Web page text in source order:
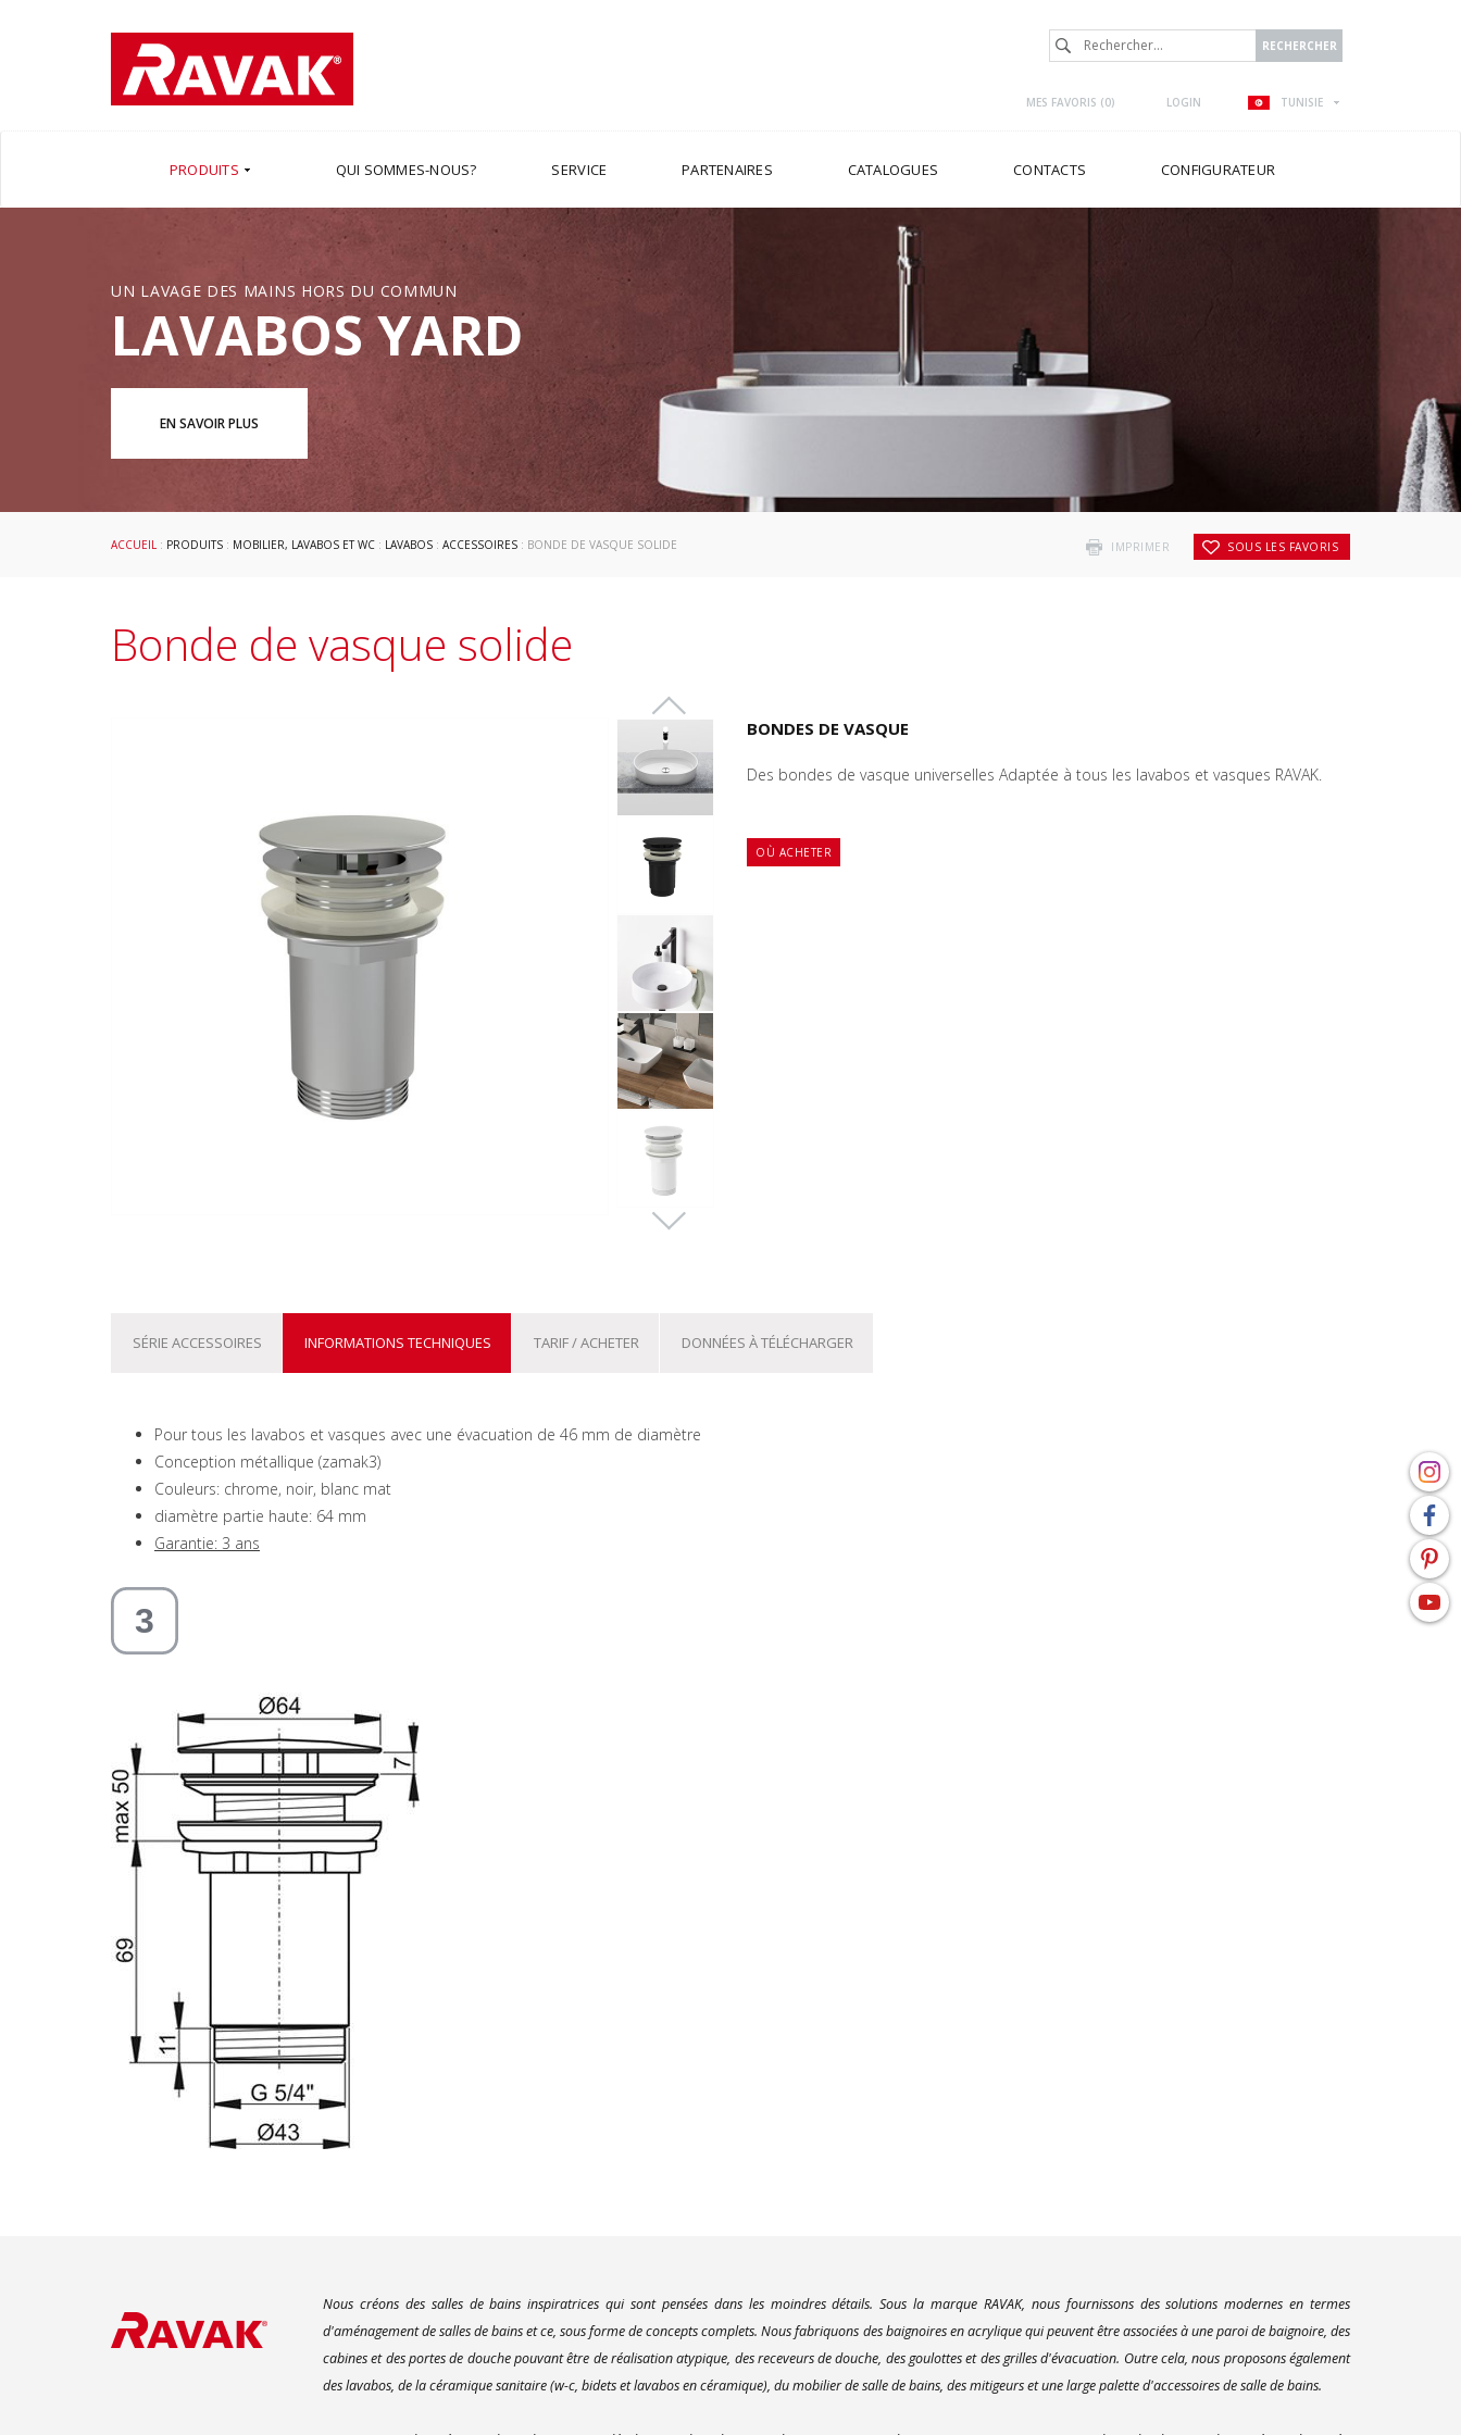
MES FAVORIS (0) LOGIN TUNISIE
PRODUITS QUI SOMMES-NOUS? SERVICE PARTENAIRES CATALOGUES CONTACTS CONFIGURATEUR
UN LAVAGE DES MAINS HORS DU COMMUN
LAVABOS YARD
EN SAVOIR PLUS
IMPRIMER SOUS LES FAVORIS
ACCUEIL : PRODUITS : MOBILIER, LAVABOS ET WC : LAVABOS : ACCESSOIRES : BONDE DE VASQUE SOLIDE
Bonde de vasque solide
BONDES DE VASQUE
Des bondes de vasque universelles Adaptée à tous les lavabos et vasques RAVAK.
OÙ ACHETER
SÉRIE ACCESSOIRES INFORMATIONS TECHNIQUES TARIF / ACHETER DONNÉES À TÉLÉCHARGER
Pour tous les lavabos et vasques avec une évacuation de 46 mm de diamètre
Conception métallique (zamak3)
Couleurs: chrome, noir, blanc mat
diamètre partie haute: 64 mm
Garantie: 3 ans
Nous créons des salles de bains inspiratrices qui sont pensées dans les moindres détails. Sous la marque RAVAK, nous fournissons des solutions modernes en termes
d'aménagement de salles de bains et ce, sous forme de concepts complets. Nous fabriquons des baignoires en acrylique qui peuvent être associées à une paroi de baignoire, des
cabines et des portes de douche pouvant être de réalisation atypique, des receveurs de douche, des goulottes et des grilles d'évacuation. Outre cela, nous proposons également
des lavabos, de la céramique sanitaire (w-c, bidets et lavabos en céramique), du mobilier de salle de bains, des mitigeurs et une large palette d'accessoires de salle de bains.